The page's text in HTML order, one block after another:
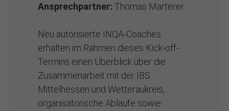
Ansprechpartner: Thomas Marterer
Neu autorisierte INQA-Coaches
erhalten im Rahmen dieses Kick-off-
Termins einen Überblick über die
Zusammenarbeit mit der IBS
Mittelhessen und Wetteraukreis,
organisatorische Abläufe sowie